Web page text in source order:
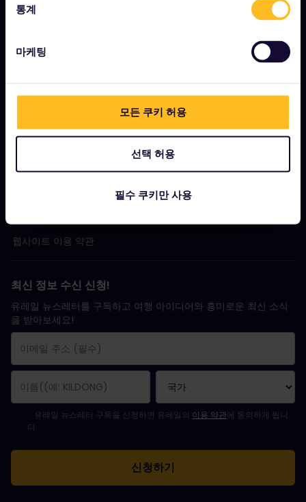
통계
마케팅
모든 쿠키 허용
선택 허용
필수 쿠키만 사용
커뮤니티
지원
예약 규정
환불 및 교환
웹사이트 이용 약관
최신 정보 수신 신청!
유레일 뉴스레터를 구독하고 여행 아이디어와 흥미로운 최신 소식
을 받아보세요!
구독 신청이 완료되었습니다.
이메일 주소는 필수 항목입니다.
유효하지 않은 이메일 주소입니다!
뉴스레터를 구독하는 중 오류가 발생했습니다. 나중에 다시 시도해 주세요.
귀하는 이미 이 뉴스레터를 구독했습니다!
뉴스레터 구독을 위해서는 이용 약관에 동의하셔야 합니다.
유레일 뉴스레터 구독을 신청하면 유레일의 이용 약관에 동의하게 됩니
다.